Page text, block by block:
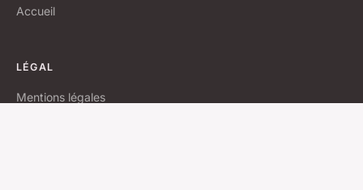
Accueil
LÉGAL
Mentions légales